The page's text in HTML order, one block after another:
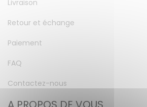
Livraison
Retour et échange
Paiement
FAQ
Contactez-nous